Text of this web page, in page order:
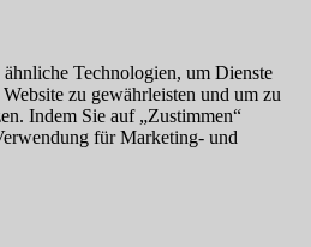
Technologien, um Dienste
zu gewährleisten und um zu
Indem Sie auf „Zustimmen“
für Marketing- und